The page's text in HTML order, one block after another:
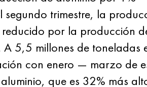
trimestre, la
por la producción
5,5 millones de toneladas
con enero — marzo de
que es 32% más